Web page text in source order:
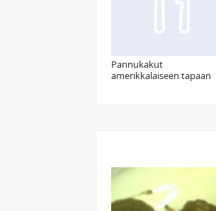
Pannukakut
amerikkalaiseen tapaan